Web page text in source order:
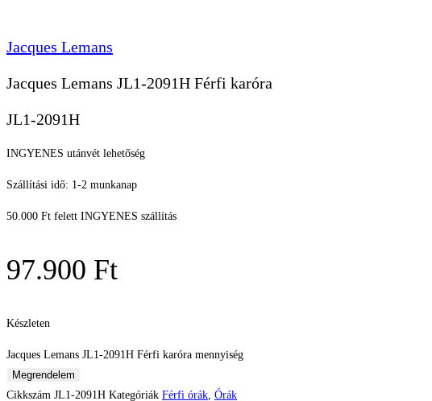
Jacques Lemans
Jacques Lemans JL1-2091H Férfi karóra
JL1-2091H
INGYENES utánvét lehetőség
Szállítási idő: 1-2 munkanap
50.000 Ft felett INGYENES szállítás
97.900 Ft
Készleten
Jacques Lemans JL1-2091H Férfi karóra mennyiség
Megrendelem
Cikkszám JL1-2091H Kategóriák Férfi órák, Órák